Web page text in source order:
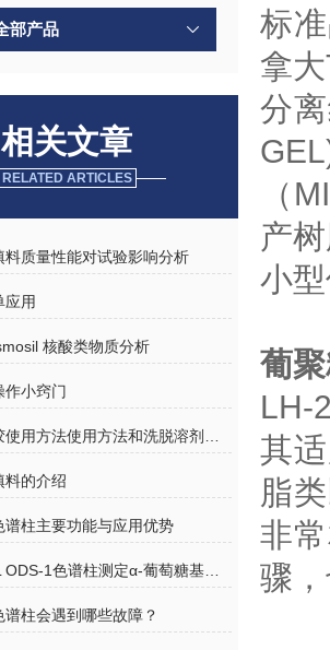
部产品
相关文章
RELATED ARTICLES
料质量性能对试验影响分析
应用
核酸类物质分析
作小窍门
料的介绍
谱柱主要功能与应用优势
谱柱会遇到哪些故障？
标
拿
分
（
产
小
葡
LH-
其
脂
非
骤